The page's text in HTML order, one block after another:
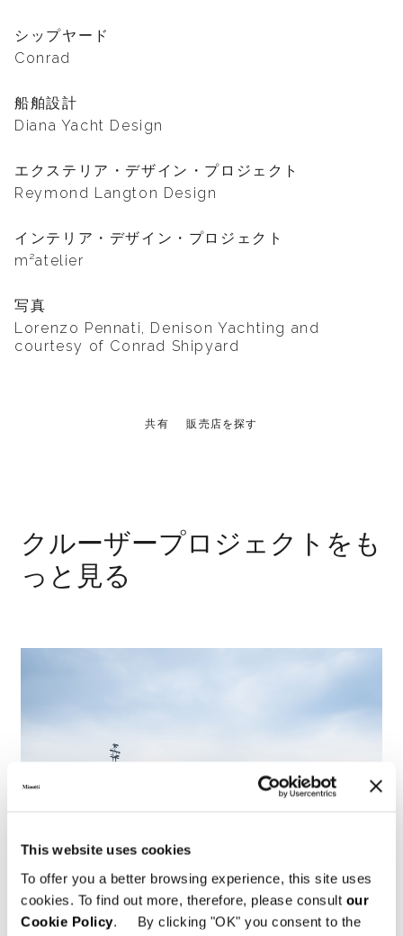
This website uses cookies
To offer you a better browsing experience, this site uses
cookies. To find out more, therefore, please consult our
Cookie Policy. By clicking "OK" you consent to the
シップヤード
Conrad
船舶設計
Diana Yacht Design
エクステリア・デザイン・プロジェクト
Reymond Langton Design
インテリア・デザイン・プロジェクト
m²atelier
写真
Lorenzo Pennati, Denison Yachting and
courtesy of Conrad Shipyard
共有 販売店を探す
クルーザープロジェクトをも
っと見る